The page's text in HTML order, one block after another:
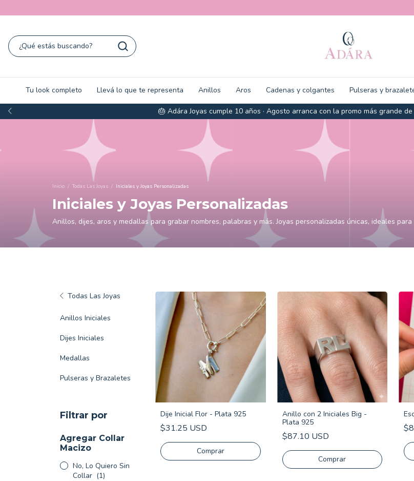
🎂 Adára Joyas cumple 10 años · Agosto arranca con la promo más grande
Tu look completo Llevá lo que te representa Anillos Aros Cadenas y colgantes Pulseras y
Inicio / Todas Las Joyas / Iniciales y Joyas Personalizadas
Iniciales y Joyas Personalizadas
Anillos, dijes, aros y medallas para grabar nombres, palabras y más. Joyas personalizadas únicas, ideales
Todas Las Joyas
Anillos Iniciales
Dijes Iniciales
Medallas
Pulseras y Brazaletes
Filtrar por
Agregar Collar
Macizo
No, Lo Quiero Sin
Collar (1)
Dije Inicial Flor - Plata 925
$31.25 USD
Comprar
Anillo con 2 Iniciales Big -
Plata 925
$87.10 USD
Comprar